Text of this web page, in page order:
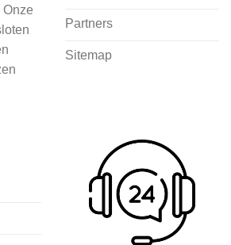
begint de voorpret al
vliegtuig instapt, door
doen over dit zonnige
zoeken en boeken bij
een team dat altijd
eventuele vragen te
en ervoor te zorgen dat
hart op vakantie kunt
Onze
Partners
Sitemap